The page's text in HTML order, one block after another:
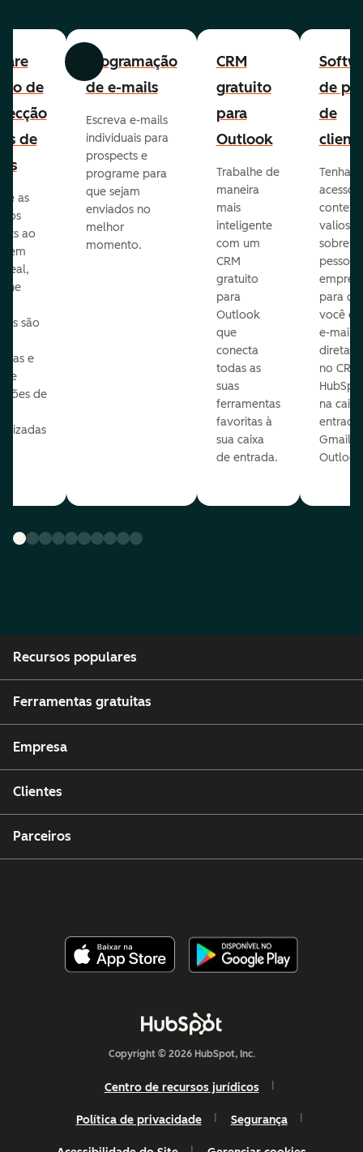
Anterior Avançar
de
de
as
ao
em
real,
são
e
de
Programação
de e-mails
Escreva e-mails
individuais para
prospects e
programe para
que sejam
enviados no
melhor
momento.
CRM
gratuito
para
Outlook
Trabalhe de
maneira
mais
inteligente
com um
CRM
gratuito
para
Outlook
que
conecta
todas as
suas
ferramentas
favoritas à
sua caixa
de entrada.
de
de
Tenha
acesso
valioso
sobre as
para
você
e-mails
no
na
Gmail
Recursos populares
Ferramentas gratuitas
Empresa
Clientes
Parceiros
Copyright © 2026 HubSpot, Inc.
Centro de recursos jurídicos
Política de privacidade Segurança